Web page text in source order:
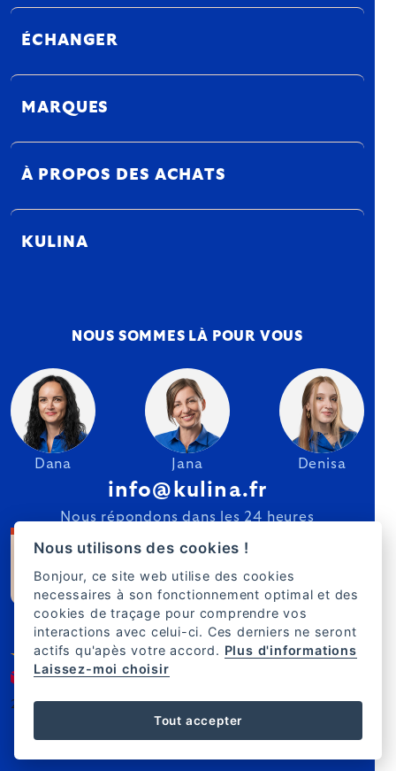
ÉCHANGER
MARQUES
À PROPOS DES ACHATS
KULINA
NOUS SOMMES LÀ POUR VOUS
Dana Jana Denisa
info@kulina.fr
Nous répondons dans les 24 heures
2007–2025 Kulina.fr FR
Nous utilisons des cookies !
Bonjour, ce site web utilise des cookies
necessaires à son fonctionnement optimal et des
cookies de traçage pour comprendre vos
interactions avec celui-ci. Ces derniers ne seront
actifs qu'apès votre accord. Plus d'informations
Laissez-moi choisir
Tout accepter